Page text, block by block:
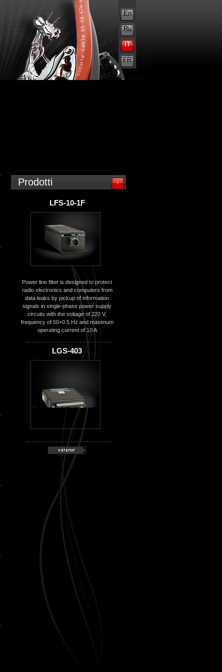
En
Ru
IT
FR
Prodotti
LFS-10-1F
Power line filter is designed to protect
radio electronics and computers from
data leaks by pickup of information
signals in single-phase power supply
circuits with the voltage of 220 V,
frequency of 50+0.5 Hz and maximum
operating current of 10 A
LGS-403